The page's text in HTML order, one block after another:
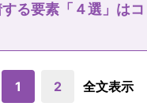
る要素「４選」はコ
1 2 全文表示